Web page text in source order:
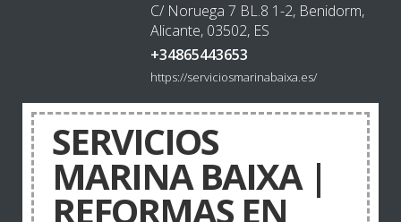
C/ Noruega 7 BL.8 1-2, Benidorm,
Alicante, 03502, ES
+34865443653
https://serviciosmarinabaixa.es/
SERVICIOS
MARINA BAIXA |
REFORMAS EN